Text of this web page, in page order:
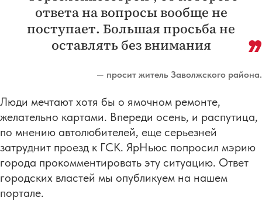
ответа на вопросы вообще не
поступает. Большая просьба не
оставлять без внимания
— просит житель Заволжского района.
Люди мечтают хотя бы о ямочном ремонте,
желательно картами. Впереди осень, и распутица,
по мнению автолюбителей, еще серьезней
затруднит проезд к ГСК. ЯрНьюс попросил мэрию
города прокомментировать эту ситуацию. Ответ
городских властей мы опубликуем на нашем
портале.